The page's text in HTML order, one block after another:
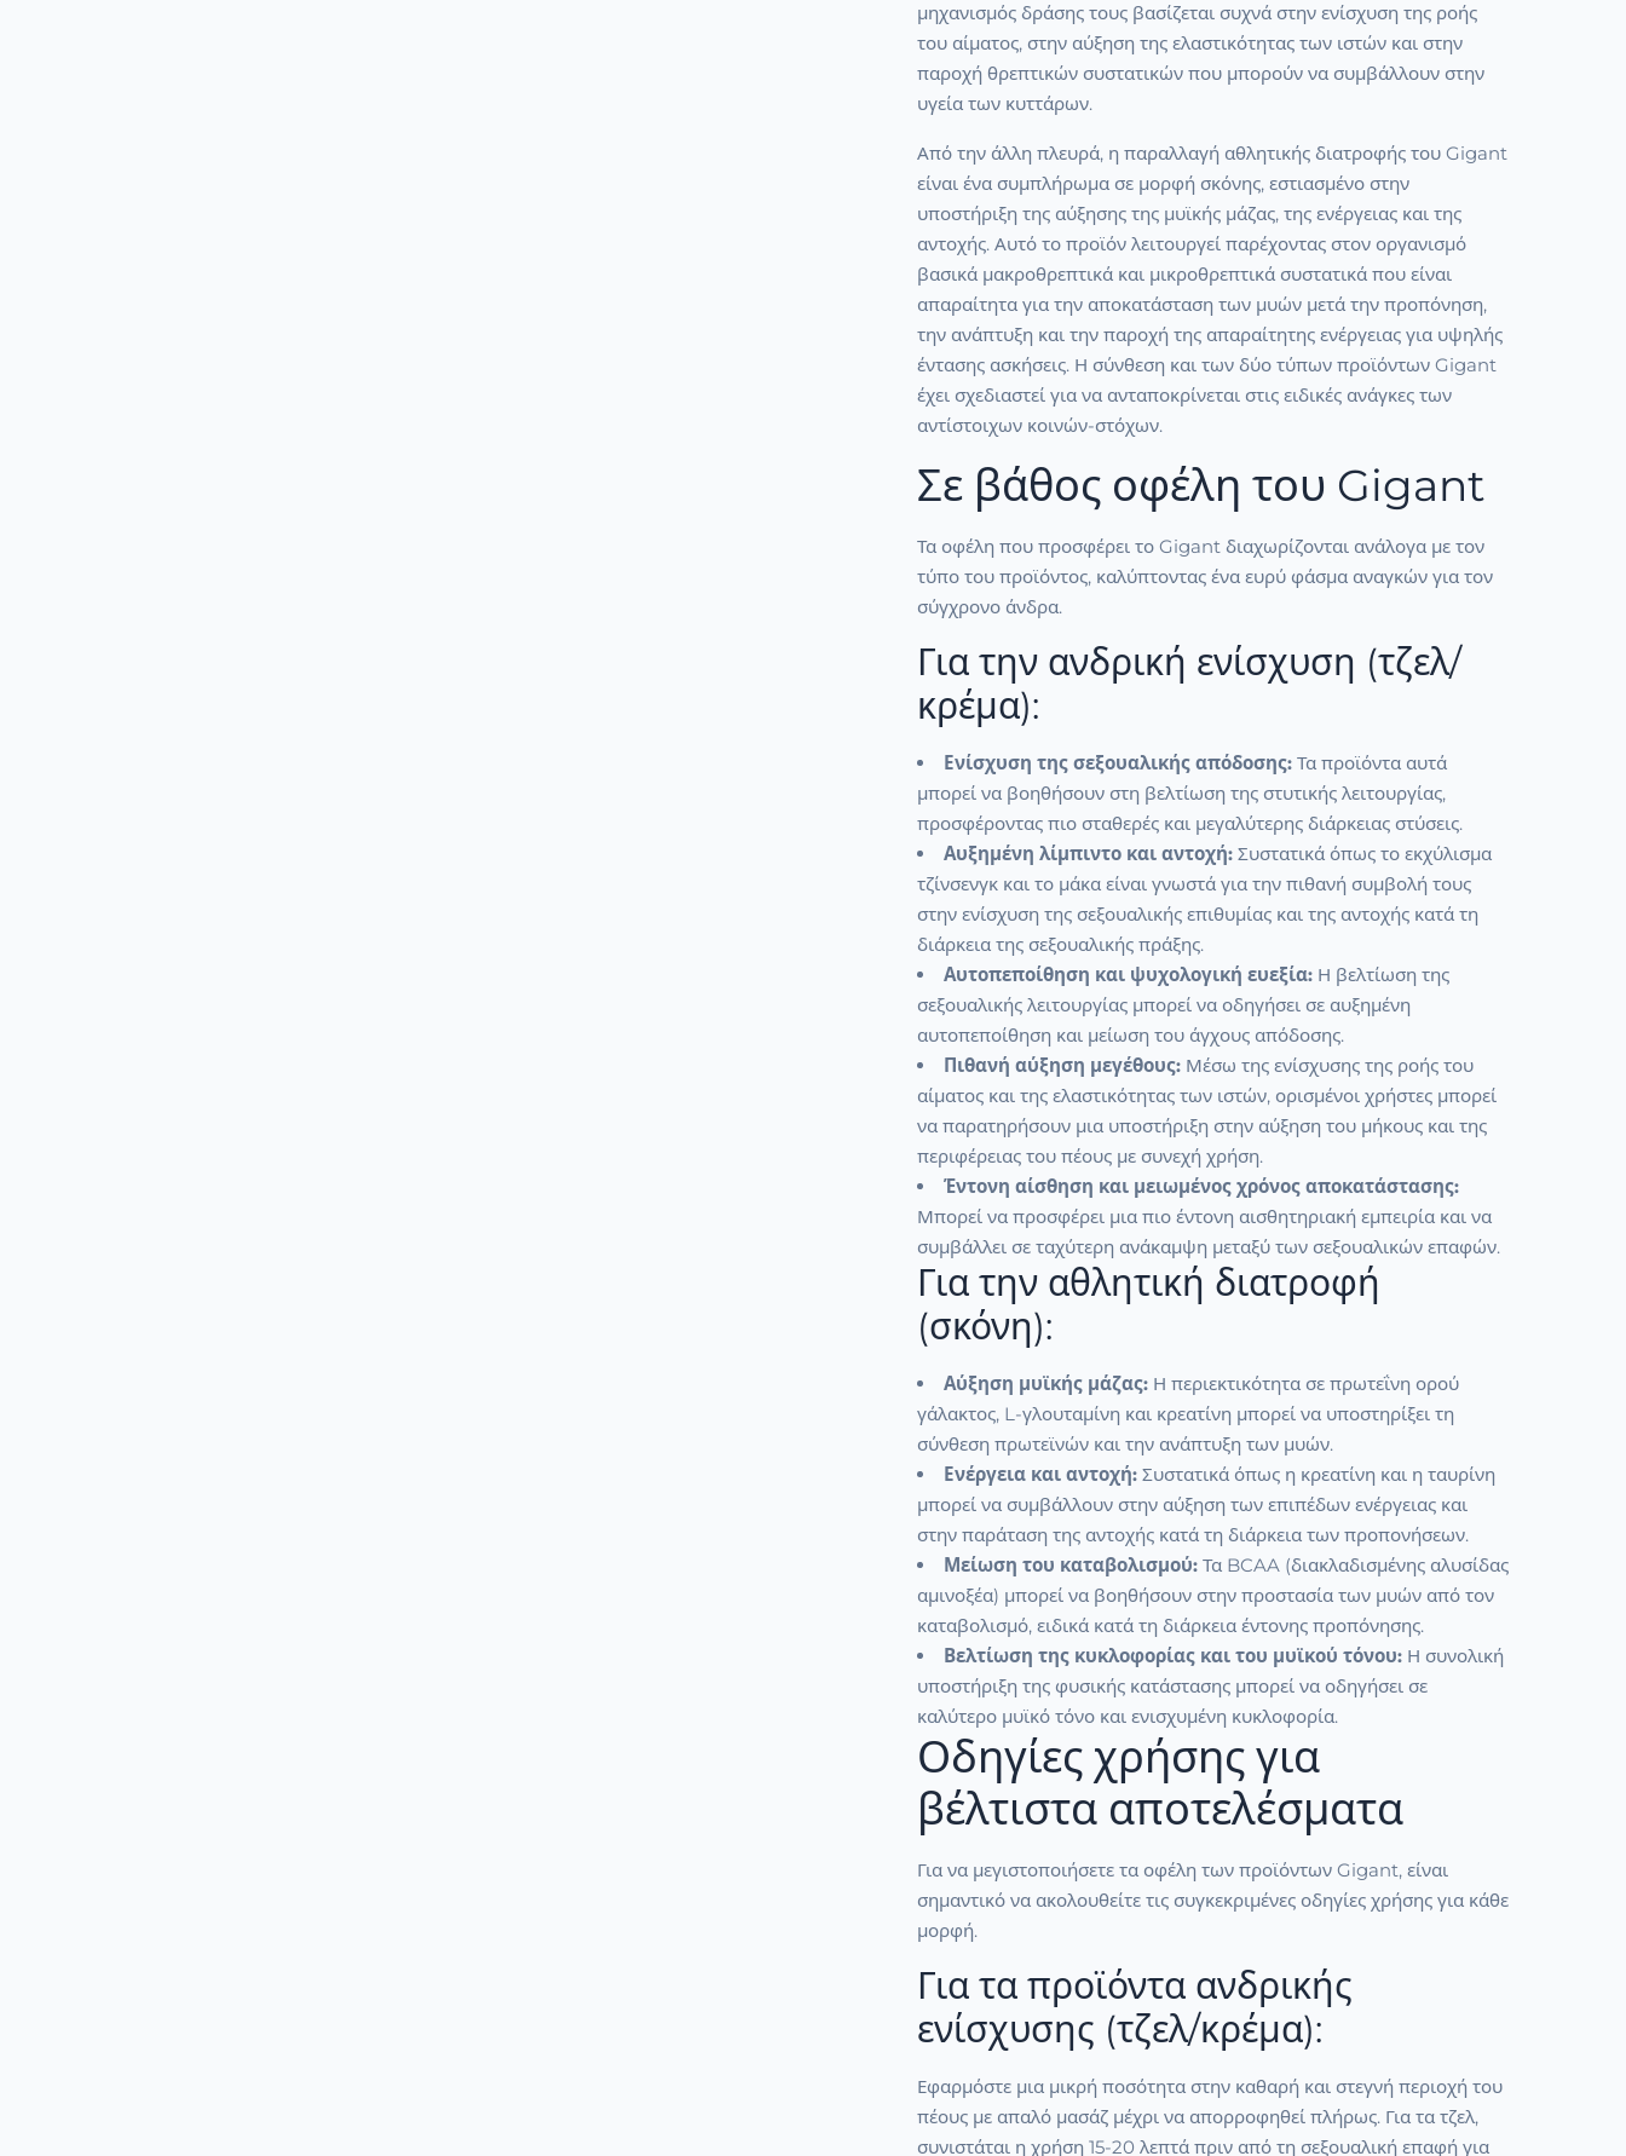
μηχανισμός δράσης τους βασίζεται συχνά στην ενίσχυση της ροής
του αίματος, στην αύξηση της ελαστικότητας των ιστών και στην
παροχή θρεπτικών συστατικών που μπορούν να συμβάλλουν στην
υγεία των κυττάρων.
Από την άλλη πλευρά, η παραλλαγή αθλητικής διατροφής του Gigant
είναι ένα συμπλήρωμα σε μορφή σκόνης, εστιασμένο στην
υποστήριξη της αύξησης της μυϊκής μάζας, της ενέργειας και της
αντοχής. Αυτό το προϊόν λειτουργεί παρέχοντας στον οργανισμό
βασικά μακροθρεπτικά και μικροθρεπτικά συστατικά που είναι
απαραίτητα για την αποκατάσταση των μυών μετά την προπόνηση,
την ανάπτυξη και την παροχή της απαραίτητης ενέργειας για υψηλής
έντασης ασκήσεις. Η σύνθεση και των δύο τύπων προϊόντων Gigant
έχει σχεδιαστεί για να ανταποκρίνεται στις ειδικές ανάγκες των
αντίστοιχων κοινών-στόχων.
Σε βάθος οφέλη του Gigant
Τα οφέλη που προσφέρει το Gigant διαχωρίζονται ανάλογα με τον
τύπο του προϊόντος, καλύπτοντας ένα ευρύ φάσμα αναγκών για τον
σύγχρονο άνδρα.
Για την ανδρική ενίσχυση (τζελ/
κρέμα):
Ενίσχυση της σεξουαλικής απόδοσης:Τα προϊόντα αυτά
μπορεί να βοηθήσουν στη βελτίωση της στυτικής λειτουργίας,
προσφέροντας πιο σταθερές και μεγαλύτερης διάρκειας στύσεις.
Αυξημένη λίμπιντο και αντοχή:Συστατικά όπως το εκχύλισμα
τζίνσενγκ και το μάκα είναι γνωστά για την πιθανή συμβολή τους
στην ενίσχυση της σεξουαλικής επιθυμίας και της αντοχής κατά τη
διάρκεια της σεξουαλικής πράξης.
Αυτοπεποίθηση και ψυχολογική ευεξία:Η βελτίωση της
σεξουαλικής λειτουργίας μπορεί να οδηγήσει σε αυξημένη
αυτοπεποίθηση και μείωση του άγχους απόδοσης.
Πιθανή αύξηση μεγέθους:Μέσω της ενίσχυσης της ροής του
αίματος και της ελαστικότητας των ιστών, ορισμένοι χρήστες μπορεί
να παρατηρήσουν μια υποστήριξη στην αύξηση του μήκους και της
περιφέρειας του πέους με συνεχή χρήση.
Έντονη αίσθηση και μειωμένος χρόνος αποκατάστασης:
Μπορεί να προσφέρει μια πιο έντονη αισθητηριακή εμπειρία και να
συμβάλλει σε ταχύτερη ανάκαμψη μεταξύ των σεξουαλικών επαφών.
Για την αθλητική διατροφή
(σκόνη):
Αύξηση μυϊκής μάζας:Η περιεκτικότητα σε πρωτεΐνη ορού
γάλακτος, L-γλουταμίνη και κρεατίνη μπορεί να υποστηρίξει τη
σύνθεση πρωτεϊνών και την ανάπτυξη των μυών.
Ενέργεια και αντοχή:Συστατικά όπως η κρεατίνη και η ταυρίνη
μπορεί να συμβάλλουν στην αύξηση των επιπέδων ενέργειας και
στην παράταση της αντοχής κατά τη διάρκεια των προπονήσεων.
Μείωση του καταβολισμού:Τα BCAA (διακλαδισμένης αλυσίδας
αμινοξέα) μπορεί να βοηθήσουν στην προστασία των μυών από τον
καταβολισμό, ειδικά κατά τη διάρκεια έντονης προπόνησης.
Βελτίωση της κυκλοφορίας και του μυϊκού τόνου:Η συνολική
υποστήριξη της φυσικής κατάστασης μπορεί να οδηγήσει σε
καλύτερο μυϊκό τόνο και ενισχυμένη κυκλοφορία.
Οδηγίες χρήσης για
βέλτιστα αποτελέσματα
Για να μεγιστοποιήσετε τα οφέλη των προϊόντων Gigant, είναι
σημαντικό να ακολουθείτε τις συγκεκριμένες οδηγίες χρήσης για κάθε
μορφή.
Για τα προϊόντα ανδρικής
ενίσχυσης (τζελ/κρέμα):
Εφαρμόστε μια μικρή ποσότητα στην καθαρή και στεγνή περιοχή του
πέους με απαλό μασάζ μέχρι να απορροφηθεί πλήρως. Για τα τζελ,
συνιστάται η χρήση 15-20 λεπτά πριν από τη σεξουαλική επαφή για